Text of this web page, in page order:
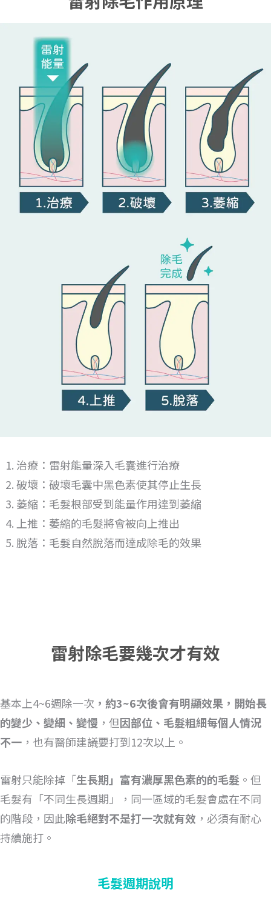
治療：雷射能量深入毛囊進行治療
破壞：破壞毛囊中黑色素使其停止生長
萎縮：毛髮根部受到能量作用達到萎縮
上推：萎縮的毛髮將會被向上推出
脫落：毛髮自然脫落而達成除毛的效果
雷射除毛要幾次才有效
基本上4~6週除一次 ，約3~6次後會有明顯效果，開始長
的變少、變細、變慢 ，但因部位、毛髮粗細每個人情況
不一 ，也有醫師建議要打到12次以上。
雷射只能除掉「生長期」富有濃厚黑色素的的毛髮 。但
毛髮有「不同生長週期」，同一區域的毛髮會處在不同
的階段，因此除毛絕對不是打一次就有效 ，必須有耐心
持續施打。
毛髮週期說明